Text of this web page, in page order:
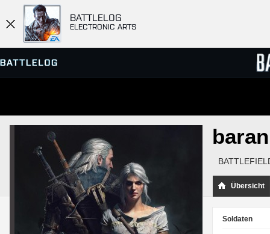
BATTLELOG
ELECTRONIC ARTS
SERVER-BROWSER
MATCHES
Übersicht
Soldaten